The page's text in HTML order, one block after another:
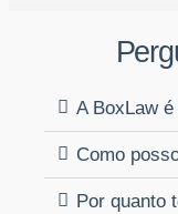
A BoxLaw
Como
Por quanto